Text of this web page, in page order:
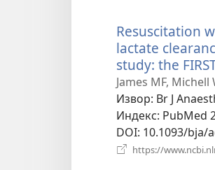
Resuscitation
lactate
study: the
James MF, Michell
Извор‎: Br J
Индекс‎: PubMed
DOI‎: 10.1093/bja/
https://